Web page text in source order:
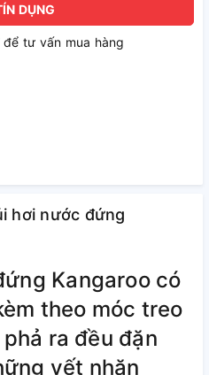
DỤNG
để tư vấn mua hàng
hơi nước đứng
Kangaroo có
theo móc treo
ra đều đặn
vết nhăn